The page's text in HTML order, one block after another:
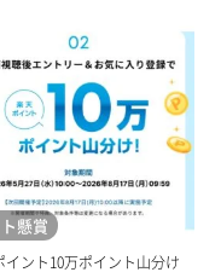
懸賞
イント10万ポイント山分け